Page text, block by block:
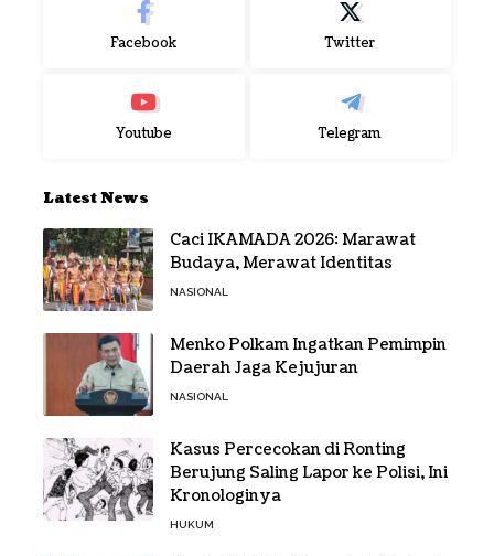
Facebook Twitter
Youtube Telegram
Latest News
Caci IKAMADA 2026: Marawat
Budaya, Merawat Identitas
NASIONAL
Menko Polkam Ingatkan Pemimpin
Daerah Jaga Kejujuran
NASIONAL
Kasus Percecokan di Ronting
Berujung Saling Lapor ke Polisi, Ini
Kronologinya
HUKUM